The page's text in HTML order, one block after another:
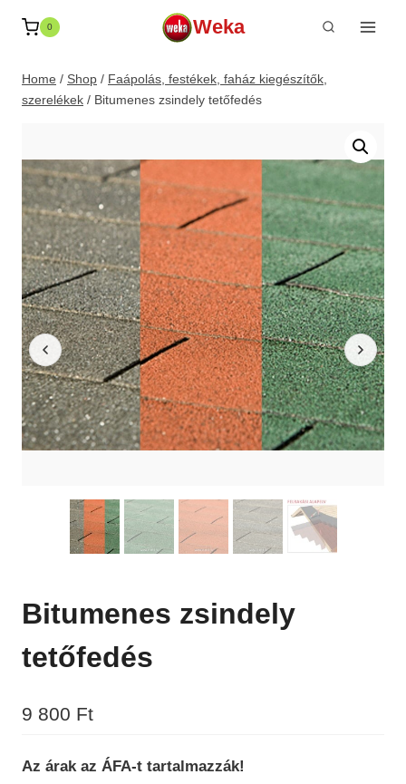
0 Weka
Home / Shop / Faápolás, festékek, faház kiegészítők,
szerelékek / Bitumenes zsindely tetőfedés
Bitumenes zsindely
tetőfedés
9 800 Ft
Az árak az ÁFA-t tartalmazzák!